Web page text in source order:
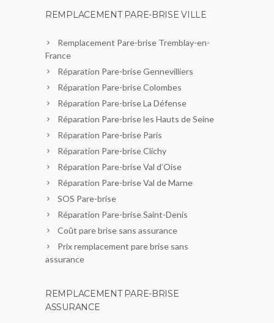
REMPLACEMENT PARE-BRISE VILLE
Remplacement Pare-brise Tremblay-en-
France
Réparation Pare-brise Gennevilliers
Réparation Pare-brise Colombes
Réparation Pare-brise La Défense
Réparation Pare-brise les Hauts de Seine
Réparation Pare-brise Paris
Réparation Pare-brise Clichy
Réparation Pare-brise Val d’Oise
Réparation Pare-brise Val de Marne
SOS Pare-brise
Réparation Pare-brise Saint-Denis
Coût pare brise sans assurance
Prix remplacement pare brise sans
assurance
REMPLACEMENT PARE-BRISE
ASSURANCE